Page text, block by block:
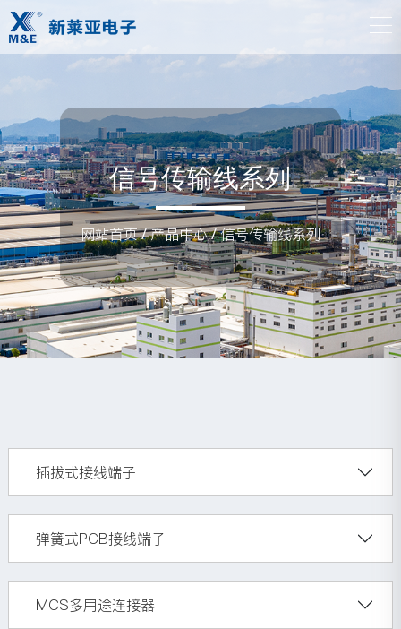
信号传输线系列
网站首页/产品中心/信号传输线系列
插拔式接线端子
弹簧式PCB接线端子
MCS多用途连接器